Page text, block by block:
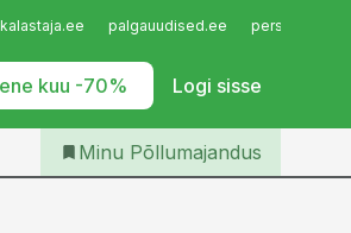
kalastaja.ee palgauudised.ee
kuu -70% Logi sisse
Iseteenindus
Telli Põllumajandus
Minu Põllumajandus